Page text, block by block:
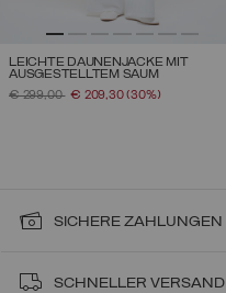
LEICHTE DAUNENJACKE MIT
AUSGESTELLTEM SAUM
PREIS REDUZIERT VON
€ 299,00AUF
€ 209,30(30%)
SICHERE ZAHLUNGEN
SCHNELLER VERSAND